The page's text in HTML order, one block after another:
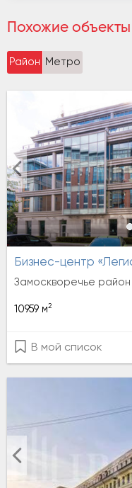
Похожие объекты
Район Метро
Бизнес-центр
Замоскворечье район
10959 м2
В мой список